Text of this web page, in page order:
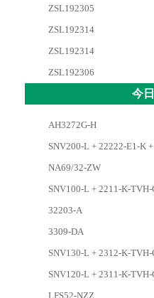
ZSL192305
ZSL192314
ZSL192314
ZSL192306
今
AH3272G-H
SNV200-L + 22222-E1-K
NA69/32-ZW
SNV100-L + 2211-K-
32203-A
3309-DA
SNV130-L + 2312-K-
SNV120-L + 2311-K-TVH-
LFS52-NZZ